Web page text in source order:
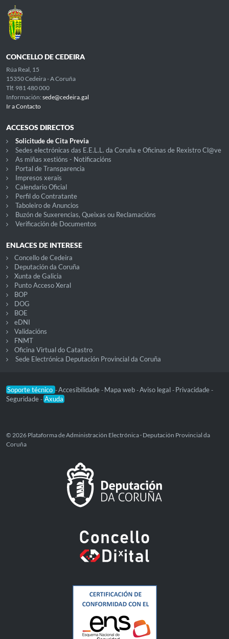
CONCELLO DE CEDEIRA
Rúa Real, 15
15350 Cedeira - A Coruña
Tlf. 981 480 000
Información: sede@cedeira.gal
Ir a Contacto
ACCESOS DIRECTOS
Solicitude de Cita Previa
Sedes electrónicas das E.E.L.L. da Coruña e Oficinas de Rexistro Cl@ve
As miñas xestións - Notificacións
Portal de Transparencia
Impresos xerais
Calendario Oficial
Perfil do Contratante
Taboleiro de Anuncios
Buzón de Suxerencias, Queixas ou Reclamacións
Verificación de Documentos
ENLACES DE INTERESE
Concello de Cedeira
Deputación da Coruña
Xunta de Galicia
Punto Acceso Xeral
BOP
DOG
BOE
eDNI
Validacións
FNMT
Oficina Virtual do Catastro
Sede Electrónica Deputación Provincial da Coruña
Soporte técnico -Accesibilidade - Mapa web -Aviso legal - Privacidade -
Seguridade - Axuda
© 2026 Plataforma de Administración Electrónica · Deputación Provincial da
Coruña